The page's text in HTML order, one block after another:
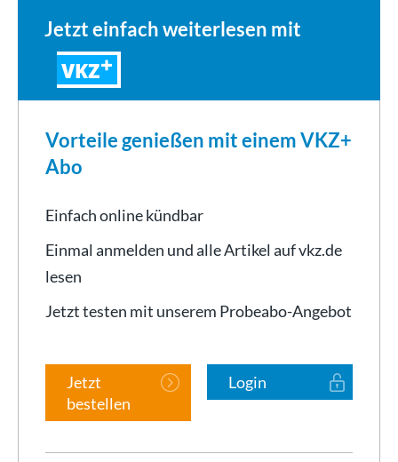
Jetzt einfach weiterlesen mit
VKZ
Vorteile genießen mit einem VKZ+
Abo
Einfach online kündbar
Einmal anmelden und alle Artikel auf vkz.de
lesen
Jetzt testen mit unserem Probeabo-Angebot
Jetzt
bestellen
Login